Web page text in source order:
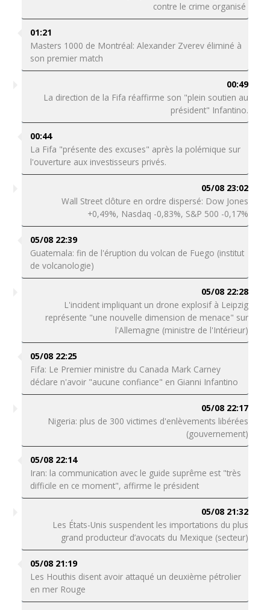
contre le crime organisé
01:21
Masters 1000 de Montréal: Alexander Zverev éliminé à
son premier match
00:49
La direction de la Fifa réaffirme son "plein soutien au
président" Infantino.
00:44
La Fifa "présente des excuses" après la polémique sur
l'ouverture aux investisseurs privés.
05/08 23:02
Wall Street clôture en ordre dispersé: Dow Jones
+0,49%, Nasdaq -0,83%, S&P 500 -0,17%
05/08 22:39
Guatemala: fin de l'éruption du volcan de Fuego (institut
de volcanologie)
05/08 22:28
L'incident impliquant un drone explosif à Leipzig
représente "une nouvelle dimension de menace" sur
l'Allemagne (ministre de l'Intérieur)
05/08 22:25
Fifa: Le Premier ministre du Canada Mark Carney
déclare n'avoir "aucune confiance" en Gianni Infantino
05/08 22:17
Nigeria: plus de 300 victimes d'enlèvements libérées
(gouvernement)
05/08 22:14
Iran: la communication avec le guide suprême est "très
difficile en ce moment", affirme le président
05/08 21:32
Les États-Unis suspendent les importations du plus
grand producteur d’avocats du Mexique (secteur)
05/08 21:19
Les Houthis disent avoir attaqué un deuxième pétrolier
en mer Rouge